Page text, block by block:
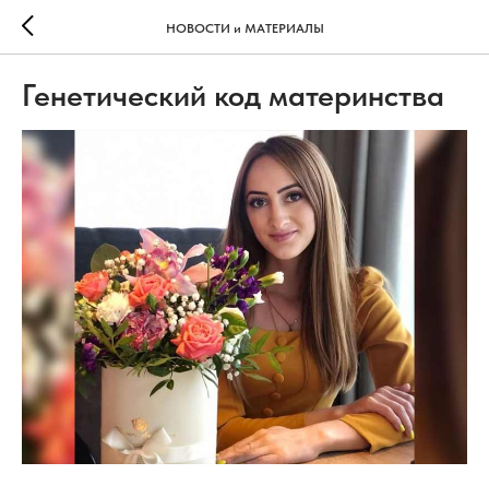
НОВОСТИ и МАТЕРИАЛЫ
Генетический код материнства